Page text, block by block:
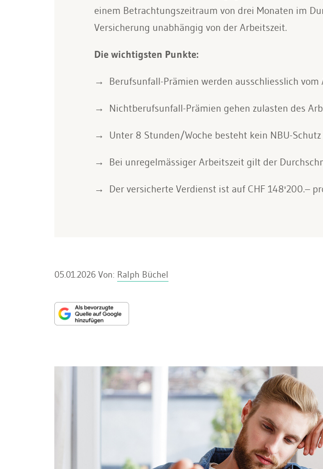
einem Betrachtungszeitraum von drei Monaten im
Versicherung unabhängig von der Arbeitszeit.
Die wichtigsten Punkte:
Berufsunfall-Prämien werden ausschliesslich
Nichtberufsunfall-Prämien gehen zulasten des
Unter 8 Stunden/Woche besteht kein NBU-
Bei unregelmässiger Arbeitszeit gilt der
Der versicherte Verdienst ist auf CHF 148'200.–
05.01.2026 Von: Ralph Büchel